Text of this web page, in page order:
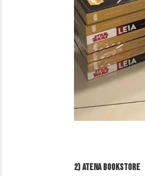
2) Atena Bookstore